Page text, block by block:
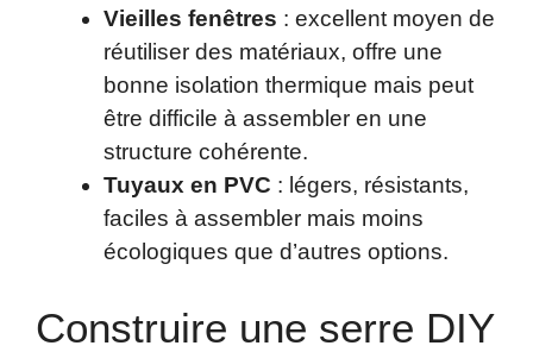
Vieilles fenêtres : excellent moyen de
réutiliser des matériaux, offre une
bonne isolation thermique mais peut
être difficile à assembler en une
structure cohérente.
Tuyaux en PVC : légers, résistants,
faciles à assembler mais moins
écologiques que d’autres options.
Construire une serre DIY